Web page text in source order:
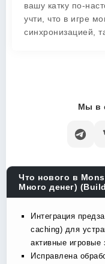
вашу катку по-
учти, что в игре
синхронизацией,
Мы в
Что нового в
Много денег)
Интеграция
caching) для
активные игровые
Исправлена